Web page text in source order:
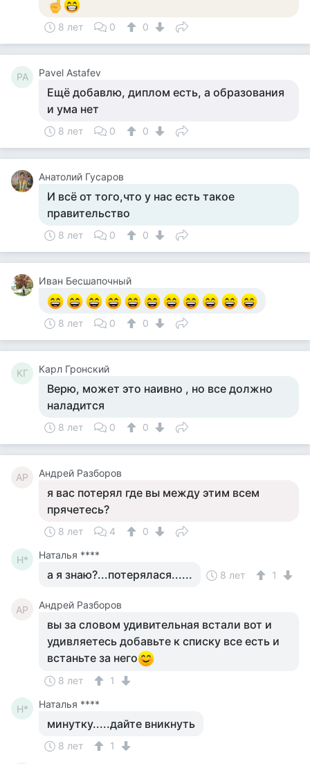
8 лет 0 0
PA Pavel Astafev
Ещё добавлю, диплом есть, а образования
и ума нет
8 лет 0 0
Анатолий Гусаров
И всё от того,что у нас есть такое
правительство
8 лет 0 0
Иван Бесшапочный
8 лет 0 0
КГ Карл Гронский
Верю, может это наивно , но все должно
наладится
8 лет 0 0
АР Андрей Разборов
я вас потерял где вы между этим всем
прячетесь?
8 лет 4 0
Н* Наталья ****
а я знаю?...потерялася...... 8 лет 1
АР Андрей Разборов
вы за словом удивительная встали вот и
удивляетесь добавьте к списку все есть и
встаньте за него
8 лет 1
Н* Наталья ****
минутку.....дайте вникнуть
8 лет
1